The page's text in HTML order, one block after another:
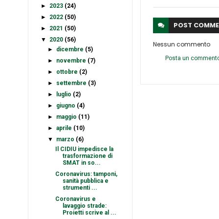
► 2023 (24)
► 2022 (50)
► 2021 (50)
▼
2020 (56)
► dicembre (5)
► novembre (7)
► ottobre (2)
► settembre (3)
►
luglio (2)
► giugno (4)
► maggio (11)
►aprile (10)
▼
marzo (6)
Il CIDIU impedisce la
trasformazione di
SMAT in so...
Coronavirus: tamponi,
sanità pubblica e
strumenti ...
Coronavirus e
lavaggio strade:
Proietti scrive al ...
POST
Nessun commento
Posta un